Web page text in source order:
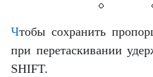
Чтобы сохранить
при перетаскивании
SHIFT.